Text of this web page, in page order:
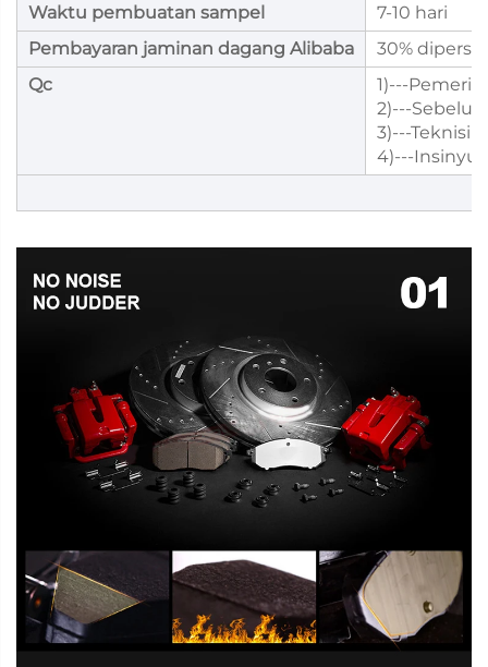
Waktu pembuatan sampel
7-10 hari
Pembayaran jaminan dagang Alibaba
30%
Qc
1)---
2)---
3)---Teknisi
4)---